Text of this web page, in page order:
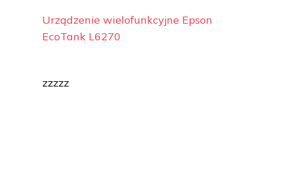
Urządzenie wielofunkcyjne Epson
EcoTank L6270
zzzzz